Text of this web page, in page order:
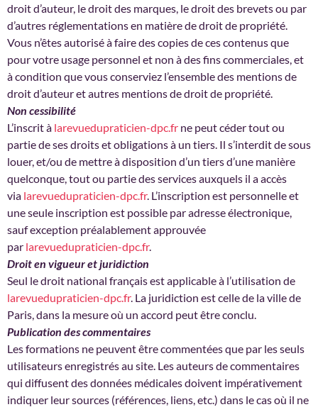
droit d’auteur, le droit des marques, le droit des brevets ou par
d’autres réglementations en matière de droit de propriété.
Vous n’êtes autorisé à faire des copies de ces contenus que
pour votre usage personnel et non à des fins commerciales, et
à condition que vous conserviez l’ensemble des mentions de
droit d’auteur et autres mentions de droit de propriété.
Non cessibilité
L’inscrit à larevuedupraticien-dpc.fr ne peut céder tout ou
partie de ses droits et obligations à un tiers. Il s’interdit de sous
louer, et/ou de mettre à disposition d’un tiers d’une manière
quelconque, tout ou partie des services auxquels il a accès
via larevuedupraticien-dpc.fr. L’inscription est personnelle et
une seule inscription est possible par adresse électronique,
sauf exception préalablement approuvée
par larevuedupraticien-dpc.fr.
Droit en vigueur et juridiction
Seul le droit national français est applicable à l’utilisation de
larevuedupraticien-dpc.fr. La juridiction est celle de la ville de
Paris, dans la mesure où un accord peut être conclu.
Publication des commentaires
Les formations ne peuvent être commentées que par les seuls
utilisateurs enregistrés au site. Les auteurs de commentaires
qui diffusent des données médicales doivent impérativement
indiquer leur sources (références, liens, etc.) dans le cas où il ne